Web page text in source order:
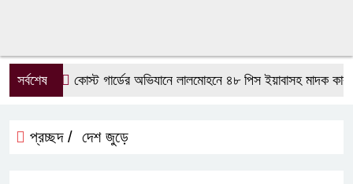
সর্বশেষ কোস্ট গার্ডের অভিযানে লালমোহনে ৪৮ পিস ইয়াবাসহ মাদক
প্রচ্ছদ / দেশ জুড়ে